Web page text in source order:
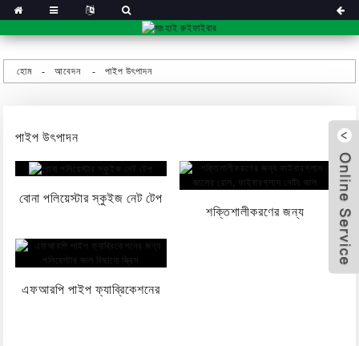
হোম আবেদন পাইপ উৎপাদন
পাইপ উৎপাদন
বোনা পলিয়েস্টার স্কুইজ নেট টেপ
শক্তিশালীকরণের জন্য
এফআরপি পাইপ ফ্যাব্রিকেশনের